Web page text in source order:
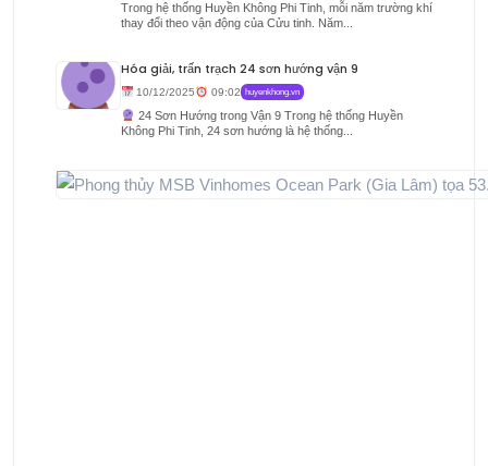
Trong hệ thống Huyền Không Phi Tinh, mỗi năm trường khí
thay đổi theo vận động của Cửu tinh. Năm...
Hóa giải, trấn trạch 24 sơn hướng vận 9
10/12/2025 09:02 huyenkhong.vn
24 Sơn Hướng trong Vận 9 Trong hệ thống Huyền
Không Phi Tinh, 24 sơn hướng là hệ thống...